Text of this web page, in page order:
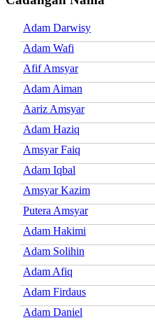
Adam Darwisy
Adam Wafi
Afif Amsyar
Adam Aiman
Aariz Amsyar
Adam Haziq
Amsyar Faiq
Adam Iqbal
Amsyar Kazim
Putera Amsyar
Adam Hakimi
Adam Solihin
Adam Afiq
Adam Firdaus
Adam Daniel